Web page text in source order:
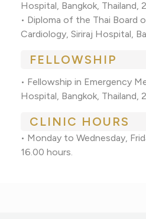
Hospital, Bangkok, Thailand,
• Diploma of the Thai Board
Cardiology, Siriraj Hospital,
FELLOWSHIP
• Fellowship in Emergency
Hospital, Bangkok, Thailand,
CLINIC HOURS
• Monday to Wednesday,
16.00 hours.